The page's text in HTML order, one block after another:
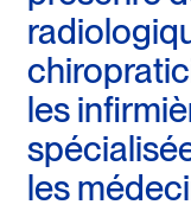
les
les